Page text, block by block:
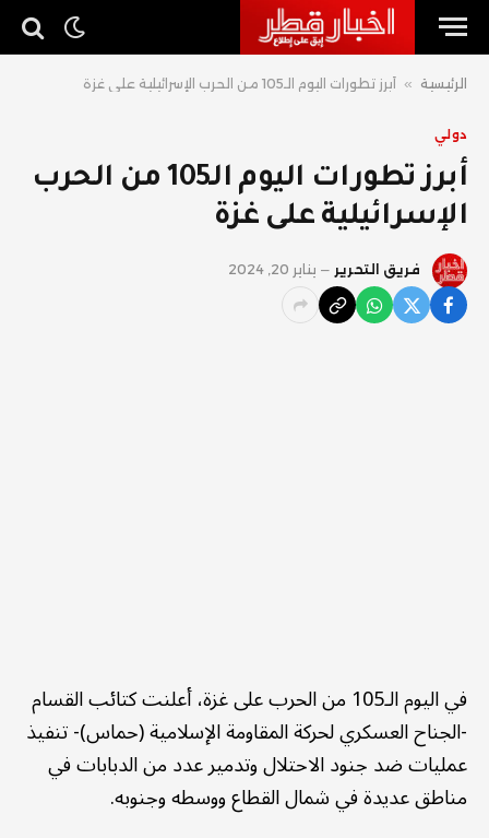
الرئيسية » أبرز تطورات اليوم الـ105 من الحرب الإسرائيلية على غزة
دولي
أبرز تطورات اليوم الـ105 من الحرب
الإسرائيلية على غزة
فريق التحرير يناير 20, 2024
في اليوم الـ105 من الحرب على غزة، أعلنت كتائب القسام
-الجناح العسكري لحركة المقاومة الإسلامية (حماس)- تنفيذ
عمليات ضد جنود الاحتلال وتدمير عدد من الدبابات في
مناطق عديدة في شمال القطاع ووسطه وجنوبه.